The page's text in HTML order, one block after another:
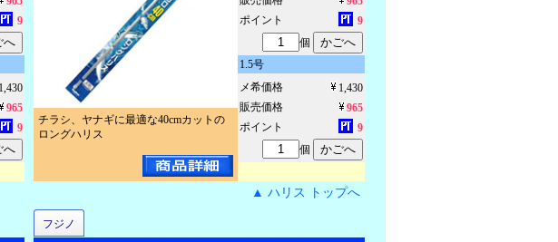
9
1,430
965
9
チラシ、ヤナギに最適な40cmカットの
ロングハリス
ポイント
9
個
1.5号
メ希価格
1,430
販売価格
965
ポイント
9
個
▲ ハリス トップへ
フジノ